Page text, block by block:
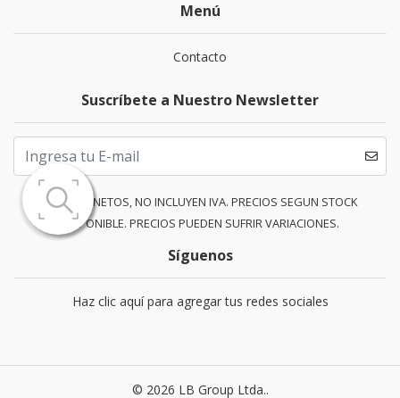
Menú
Contacto
Suscríbete a Nuestro Newsletter
PRECIOS NETOS, NO INCLUYEN IVA. PRECIOS SEGUN STOCK
DISPONIBLE. PRECIOS PUEDEN SUFRIR VARIACIONES.
Síguenos
Haz clic aquí para agregar tus redes sociales
© 2026 LB Group Ltda..